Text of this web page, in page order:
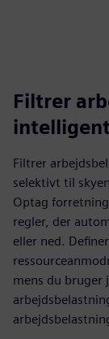
Filtrer
Filtrer
selektivt til
Optag
regler, der
eller ned.
mens du bruger